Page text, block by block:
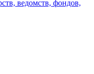
ведомств, фондов,